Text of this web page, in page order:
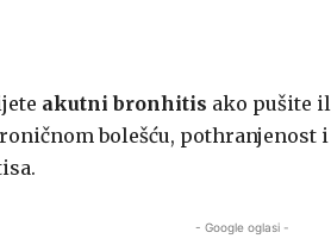
akutni bronhitis ako pušite
bolešću, pothranjenost
- Google oglasi -